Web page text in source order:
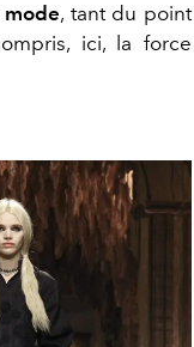
, tant du point
ici, la force